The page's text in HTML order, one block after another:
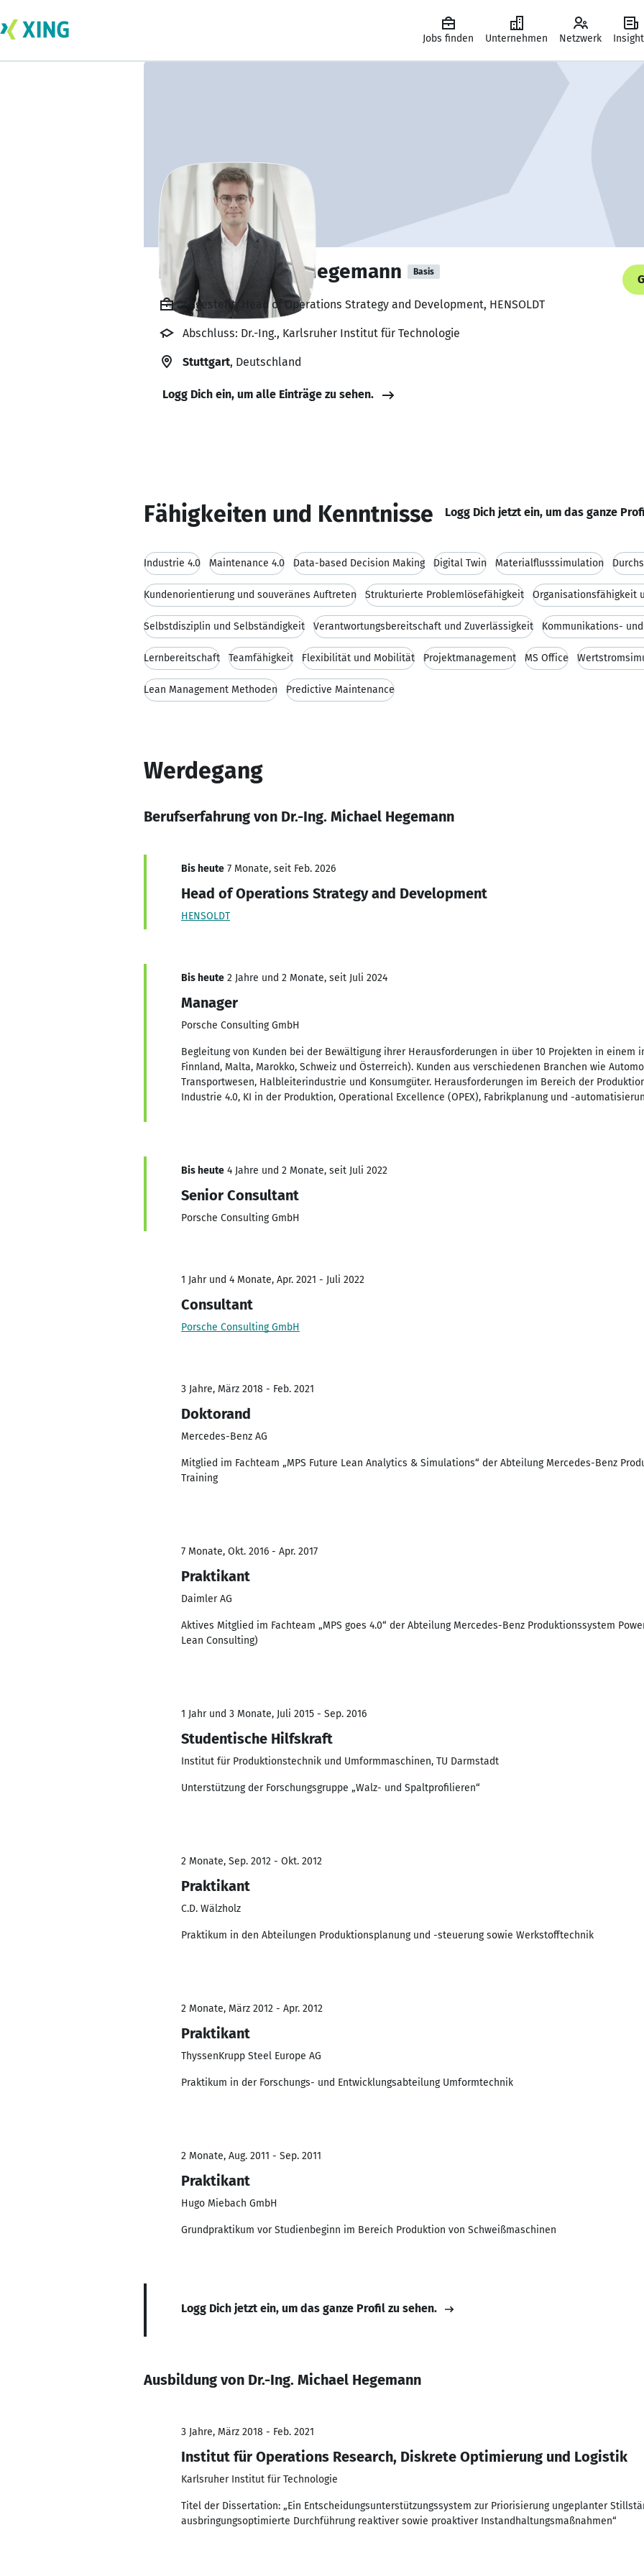
Jobs finden Unternehmen Netzwerk
Dr.-Ing. Michael Hegemann Basis
Angestellt, Head of Operations Strategy and Development, HENSOLDT
Abschluss: Dr.-Ing., Karlsruher Institut für Technologie
Stuttgart, Deutschland
Logg Dich ein, um alle Einträge zu sehen.
Fähigkeiten und Kenntnisse Logg Dich jetzt ein, um das ganze
Industrie 4.0 Maintenance 4.0 Data-based Decision Making Digital Twin Materialflusssimulation
Kundenorientierung und souveränes Auftreten Strukturierte Problemlösefähigkeit Organisationsfähigkeit
Selbstdisziplin und Selbständigkeit Verantwortungsbereitschaft und Zuverlässigkeit Kommunikations-
Lernbereitschaft Teamfähigkeit Flexibilität und Mobilität Projektmanagement MS Office
Lean Management Methoden Predictive Maintenance
Werdegang
Berufserfahrung von Dr.-Ing. Michael Hegemann
Bis heute 7 Monate, seit Feb. 2026
Head of Operations Strategy and Development
HENSOLDT
Bis heute 2 Jahre und 2 Monate, seit Juli 2024
Manager
Porsche Consulting GmbH
Begleitung von Kunden bei der Bewältigung ihrer Herausforderungen in über 10 Projekten in einem
Finnland, Malta, Marokko, Schweiz und Österreich). Kunden aus verschiedenen Branchen wie
Transportwesen, Halbleiterindustrie und Konsumgüter. Herausforderungen im Bereich der
Industrie 4.0, KI in der Produktion, Operational Excellence (OPEX), Fabrikplanung und -
Bis heute 4 Jahre und 2 Monate, seit Juli 2022
Senior Consultant
Porsche Consulting GmbH
1 Jahr und 4 Monate, Apr. 2021 - Juli 2022
Consultant
Porsche Consulting GmbH
3 Jahre, März 2018 - Feb. 2021
Doktorand
Mercedes-Benz AG
Mitglied im Fachteam „MPS Future Lean Analytics & Simulations“ der Abteilung Mercedes-Benz
Training
7 Monate, Okt. 2016 - Apr. 2017
Praktikant
Daimler AG
Aktives Mitglied im Fachteam „MPS goes 4.0“ der Abteilung Mercedes-Benz Produktionssystem
Lean Consulting)
1 Jahr und 3 Monate, Juli 2015 - Sep. 2016
Studentische Hilfskraft
Institut für Produktionstechnik und Umformmaschinen, TU Darmstadt
Unterstützung der Forschungsgruppe „Walz- und Spaltprofilieren“
2 Monate, Sep. 2012 - Okt. 2012
Praktikant
C.D. Wälzholz
Praktikum in den Abteilungen Produktionsplanung und -steuerung sowie Werkstofftechnik
2 Monate, März 2012 - Apr. 2012
Praktikant
ThyssenKrupp Steel Europe AG
Praktikum in der Forschungs- und Entwicklungsabteilung Umformtechnik
2 Monate, Aug. 2011 - Sep. 2011
Praktikant
Hugo Miebach GmbH
Grundpraktikum vor Studienbeginn im Bereich Produktion von Schweißmaschinen
Logg Dich jetzt ein, um das ganze Profil zu sehen.
Ausbildung von Dr.-Ing. Michael Hegemann
3 Jahre, März 2018 - Feb. 2021
Institut für Operations Research, Diskrete Optimierung und Logistik
Karlsruher Institut für Technologie
Titel der Dissertation: „Ein Entscheidungsunterstützungssystem zur Priorisierung ungeplanter
ausbringungsoptimierte Durchführung reaktiver sowie proaktiver Instandhaltungsmaßnahmen“